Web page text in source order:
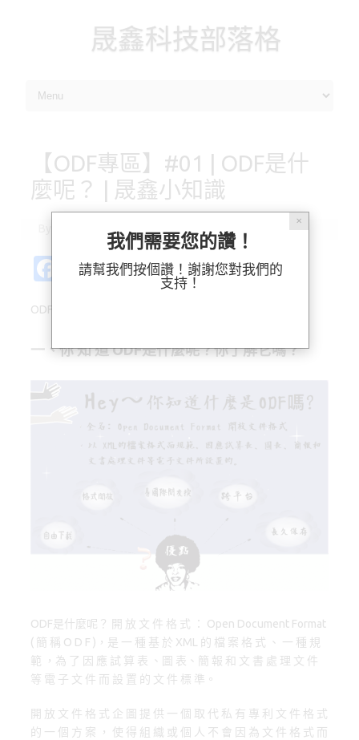
晟鑫科技部落格
【ODF專區】#01 | ODF是什
麼呢？ | 晟鑫小知識
2019-04-22
Fa
b
Pl X M
as
o
o
n
Bl
u
k
分
ODF是什麼呢？
一、你 知 道 ODF是什麼呢？你了解它嗎？
ODF是什麼呢？ 開 放 文 件 格 式 ： Open Document Format
( 簡 稱 O D F )，是 一 種 基 於 XML 的 檔 案 格 式 、 一 種 規
範 ，為 了 因 應 試 算 表 、圖 表、簡 報 和 文 書 處 理 文 件
等 電 子 文 件 而 設 置 的 文 件 標 準。
開 放 文 件 格 式 企 圖 提 供 一 個 取 代 私 有 專 利 文 件 格 式
的 一 個 方 案 ， 使 得 組 織 或 個 人 不 會 因 為 文 件 格 式 而
✕
我們需要您的讚！
請幫我們按個讚！謝謝您對我們的
支持！